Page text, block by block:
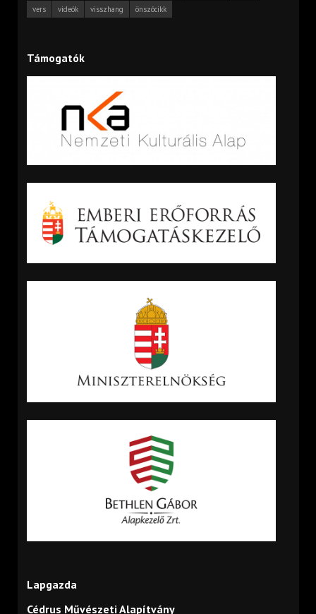
vers
videók visszhang önszócikk
Támogatók
Lapgazda
Cédrus Művészeti Alapítvány